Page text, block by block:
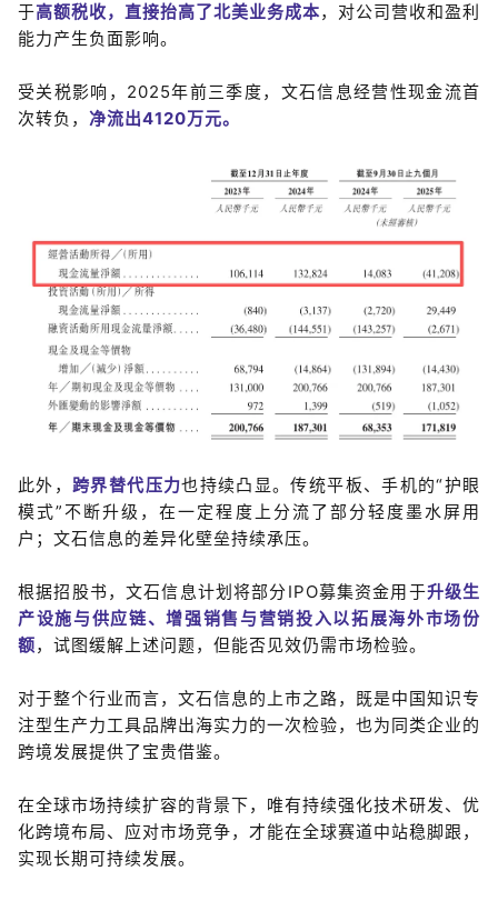
于高额税收，直接抬高了北美业务成本，对公司营收和盈利
能力产生负面影响。
受关税影响， 2025年前三季度， 文石信息经营性现金流首
次转负， 净流出4120万元。
此外，跨界替代压力也持续凸显。传统平板、手机的“护眼
模式”不断升级，在一定程度上分流了部分轻度墨水屏用
户；文石信息的差异化壁垒持续承压。
根据招股书，文石信息计划将部分IPO募集资金用于升级生
产设施与供应链、增强销售与营销投入以拓展海外市场份
额，试图缓解上述问题，但能否见效仍需市场检验。
对于整个行业而言，文石信息的上市之路，既是中国知识专
注型生产力工具品牌出海实力的一次检验，也为同类企业的
跨境发展提供了宝贵借鉴。
在全球市场持续扩容的背景下，唯有持续强化技术研发、优
化跨境布局、应对市场竞争，才能在全球赛道中站稳脚跟，
实现长期可持续发展。